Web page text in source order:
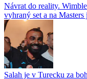
Návrat do reality.
vyhraný set a na
Salah je v Turecku za